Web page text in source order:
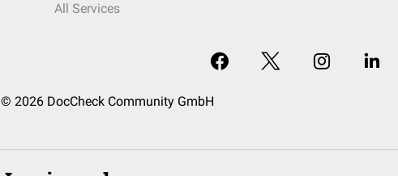
All Services
© 2026 DocCheck Community GmbH